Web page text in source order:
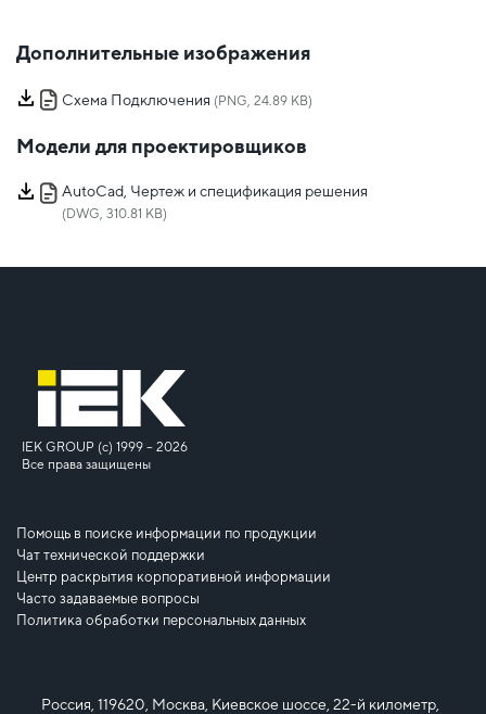
Дополнительные изображения
Схема Подключения (PNG, 24.89 KB)
Модели для проектировщиков
AutoCad, Чертеж и спецификация решения
(DWG, 310.81 KB)
IEK GROUP (c) 1999 – 2026
Все права защищены
Помощь в поиске информации по продукции
Чат технической поддержки
Центр раскрытия корпоративной информации
Часто задаваемые вопросы
Политика обработки персональных данных
Россия, 119620, Москва, Киевское шоссе, 22-й километр,